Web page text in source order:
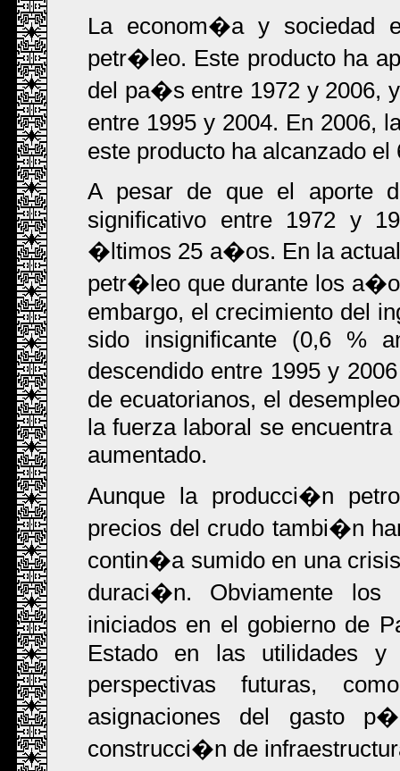
La econom�a y sociedad
petr�leo. Este producto ha
del pa�s entre 1972 y 2006,
entre 1995 y 2004. En 2006,
este producto ha alcanzado
A pesar de que el aporte
significativo entre 1972 y
�ltimos 25 a�os. En la
petr�leo que durante los
embargo, el crecimiento del
sido insignificante (0,6 %
descendido entre 1995 y
de ecuatorianos, el
la fuerza laboral se
aumentado.
Aunque la producci�n
precios del crudo tambi�n
contin�a sumido en una
duraci�n. Obviamente
iniciados en el gobierno de
Estado en las utilidades
perspectivas futuras,
asignaciones del gasto
construcci�n de